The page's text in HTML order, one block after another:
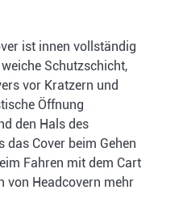
ist innen vollständig
Schutzschicht,
vor Kratzern und
Öffnung
den Hals des
das Cover beim Gehen
Fahren mit dem Cart
von Headcovern mehr